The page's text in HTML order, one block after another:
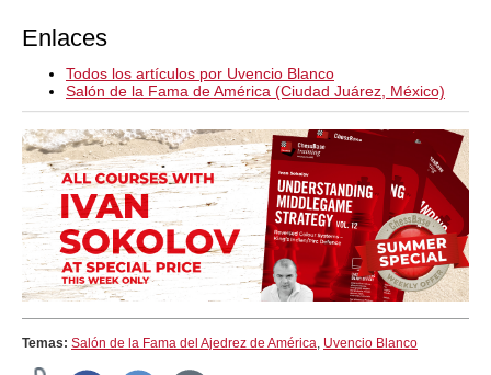
Enlaces
Todos los artículos por Uvencio Blanco
Salón de la Fama de América (Ciudad Juárez, México)
Temas: Salón de la Fama del Ajedrez de América, Uvencio Blanco